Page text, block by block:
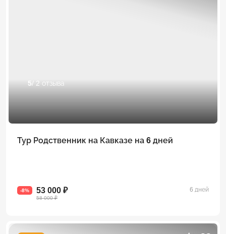
5/ 2 отзыва
Тур Родственник на Кавказе на 6 дней
-8% 53 000 ₽
58 000 ₽
6 дней